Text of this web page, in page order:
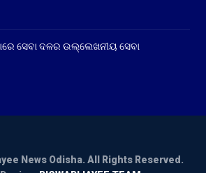
ସେବା ଦଳର ଉଲ୍ଲେଖନୀୟ ସେବା
News Odisha. All Rights Reserved.